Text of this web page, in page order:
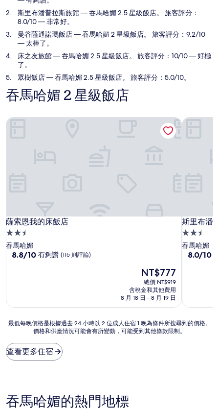
斯里布潘普拉斯旅館— 吞馬哈媚 2.5 星級飯店。 旅客評分：
8.0/10 — 非常好。
曼谷薩通諾瑪飯店— 吞馬哈媚 2 星級飯店。 旅客評分：9.2/10
— 太棒了。
床之友旅館— 吞馬哈媚 2.5 星級飯店。 旅客評分：10/10 — 好極
了。
眾樹飯店— 吞馬哈媚 2.5 星級飯店。 旅客評分：5.0/10。
吞馬哈媚 2 星級飯店
薩索恩我的床飯店
薩索恩我的床飯店
2.5
星
級
吞馬哈媚
8.8
有
讚，
則
評
論)
8.8/10 有夠讚 (115 則評論)
現
在
價
格
為
NT$777
總價 NT$919
含稅金和其他費用
8 月 18 日 - 8 月 19 日
薩索恩我的床飯店
斯里布潘
斯里布潘
2.5
星
級
吞馬哈媚
8.0
非
好，
8.0/10
斯里布潘
最
晚
價
據
過
最低每晚價格是根據過去 24 小時以 2 位成人住宿 1 晚為條件所搜尋到的價格。
價格和供應情況可能會有所變動，可能受到其他條款限制。
查看更多住宿
吞馬哈媚的熱門地標